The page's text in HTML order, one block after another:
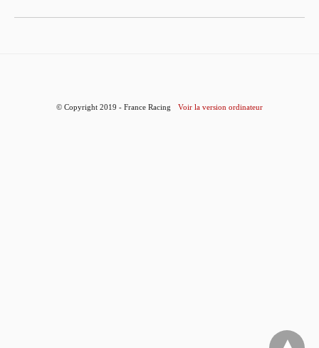
© Copyright 2019 - France Racing Voir la version ordinateur